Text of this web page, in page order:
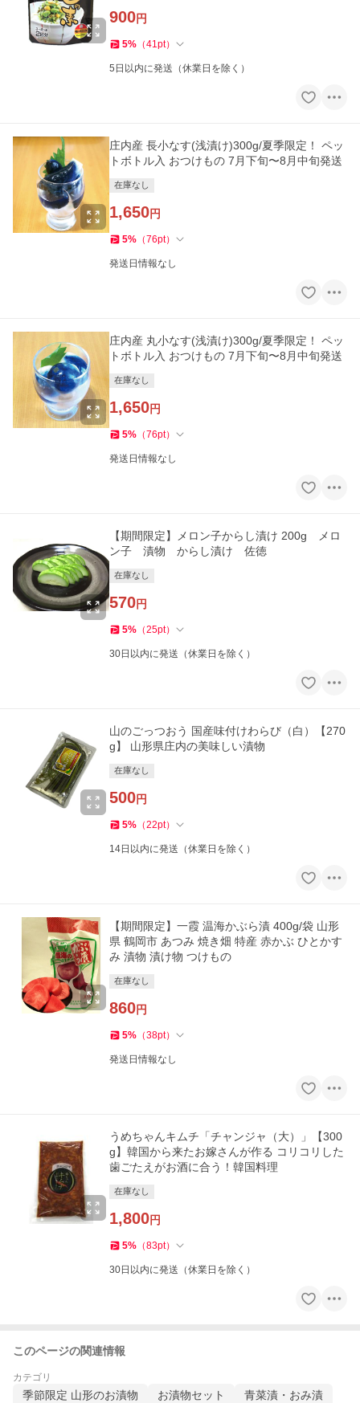
900円
5% （41pt）
5日以内に発送（休業日を除く）
庄内産 長小なす(浅漬け)300g/夏季限定！ ペッ
トボトル入 おつけもの 7月下旬〜8月中旬発送
在庫なし
1,650円
5% （76pt）
発送日情報なし
庄内産 丸小なす(浅漬け)300g/夏季限定！ ペッ
トボトル入 おつけもの 7月下旬〜8月中旬発送
在庫なし
1,650円
5% （76pt）
発送日情報なし
【期間限定】メロン子からし漬け 200g メロ
ン子 漬物 からし漬け 佐徳
在庫なし
570円
5% （25pt）
30日以内に発送（休業日を除く）
山のごっつおう 国産味付けわらび（白）【270
g】 山形県庄内の美味しい漬物
在庫なし
500円
5% （22pt）
14日以内に発送（休業日を除く）
【期間限定】一霞 温海かぶら漬 400g/袋 山形
県 鶴岡市 あつみ 焼き畑 特産 赤かぶ ひとかす
み 漬物 漬け物 つけもの
在庫なし
860円
5% （38pt）
発送日情報なし
うめちゃんキムチ「チャンジャ（大）」【300
g】韓国から来たお嫁さんが作る コリコリした
歯ごたえがお酒に合う！韓国料理
在庫なし
1,800円
5% （83pt）
30日以内に発送（休業日を除く）
このページの関連情報
カテゴリ
季節限定 山形のお漬物 お漬物セット 青菜漬・おみ漬